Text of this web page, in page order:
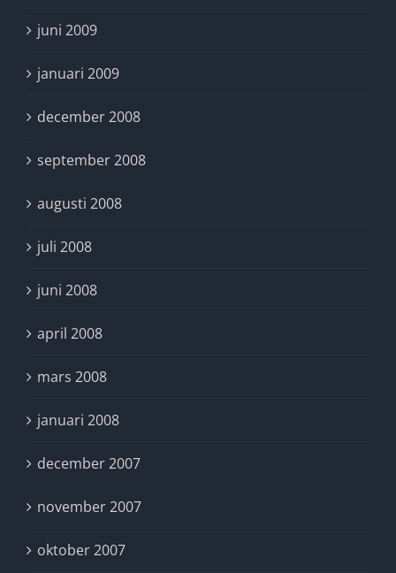
juni 2009
januari 2009
december 2008
september 2008
augusti 2008
juli 2008
juni 2008
april 2008
mars 2008
januari 2008
december 2007
november 2007
oktober 2007